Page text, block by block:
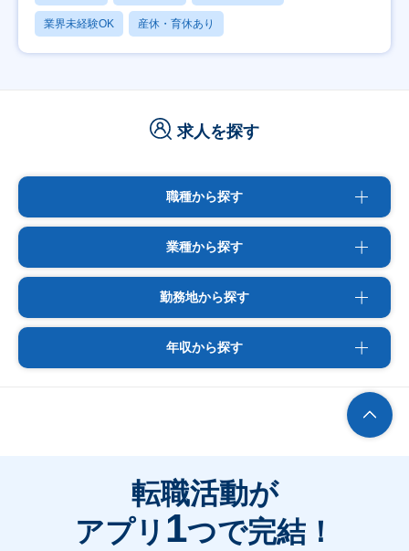
業界未経験OK 産休・育休あり
求人を探す
職種から探す
業種から探す
勤務地から探す
年収から探す
転職活動が
アプリ 1つで完結！